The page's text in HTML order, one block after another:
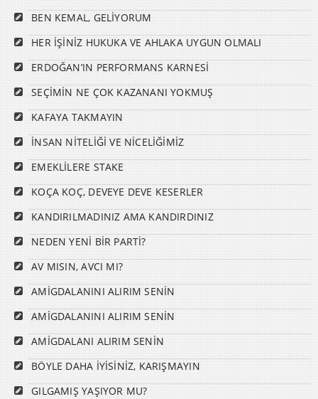
BEN KEMAL, GELİYORUM
HER İŞİNİZ HUKUKA VE AHLAKA UYGUN OLMALI
ERDOĞAN’IN PERFORMANS KARNESİ
SEÇİMİN NE ÇOK KAZANANI YOKMUŞ
KAFAYA TAKMAYIN
İNSAN NİTELİĞİ VE NİCELİĞİMİZ
EMEKLİLERE STAKE
KOÇA KOÇ, DEVEYE DEVE KESERLER
KANDIRILMADINIZ AMA KANDIRDINIZ
NEDEN YENİ BİR PARTİ?
AV MISIN, AVCI MI?
AMİGDALANINI ALIRIM SENİN
AMİGDALANINI ALIRIM SENİN
AMİGDALANI ALIRIM SENİN
BÖYLE DAHA İYİSİNİZ, KARIŞMAYIN
GILGAMIŞ YAŞIYOR MU?